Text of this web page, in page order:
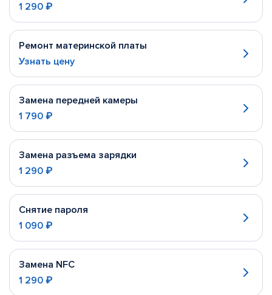
1 290 ₽
Ремонт материнской платы
Узнать цену
Замена передней камеры
1 790 ₽
Замена разъема зарядки
1 290 ₽
Снятие пароля
1 090 ₽
Замена NFC
1 290 ₽